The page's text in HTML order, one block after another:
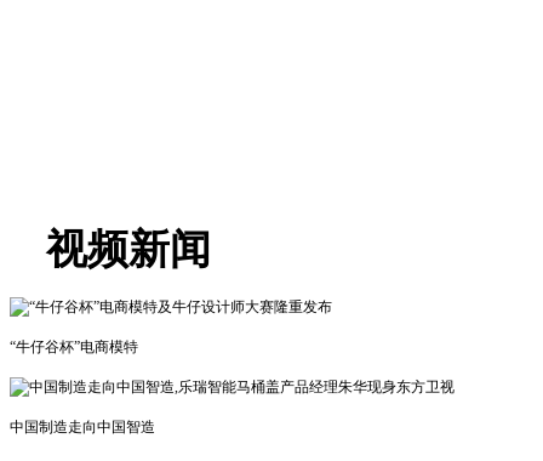
视频新闻
“牛仔谷杯”电商模特
中国制造走向中国智造